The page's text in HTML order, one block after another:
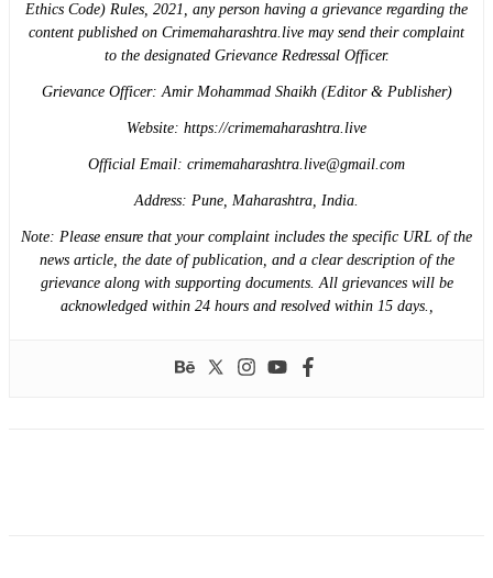
Ethics Code) Rules, 2021, any person having a grievance regarding the
content published on Crimemaharashtra.live may send their complaint
to the designated Grievance Redressal Officer.
​Grievance Officer: Amir Mohammad Shaikh (Editor & Publisher)
​Website: https://crimemaharashtra.live
​Official Email: crimemaharashtra.live@gmail.com
​Address: Pune, Maharashtra, India.
​Note: Please ensure that your complaint includes the specific URL of the
news article, the date of publication, and a clear description of the
grievance along with supporting documents. All grievances will be
acknowledged within 24 hours and resolved within 15 days.,